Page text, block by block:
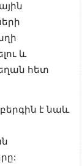
և
հետ
է նաև